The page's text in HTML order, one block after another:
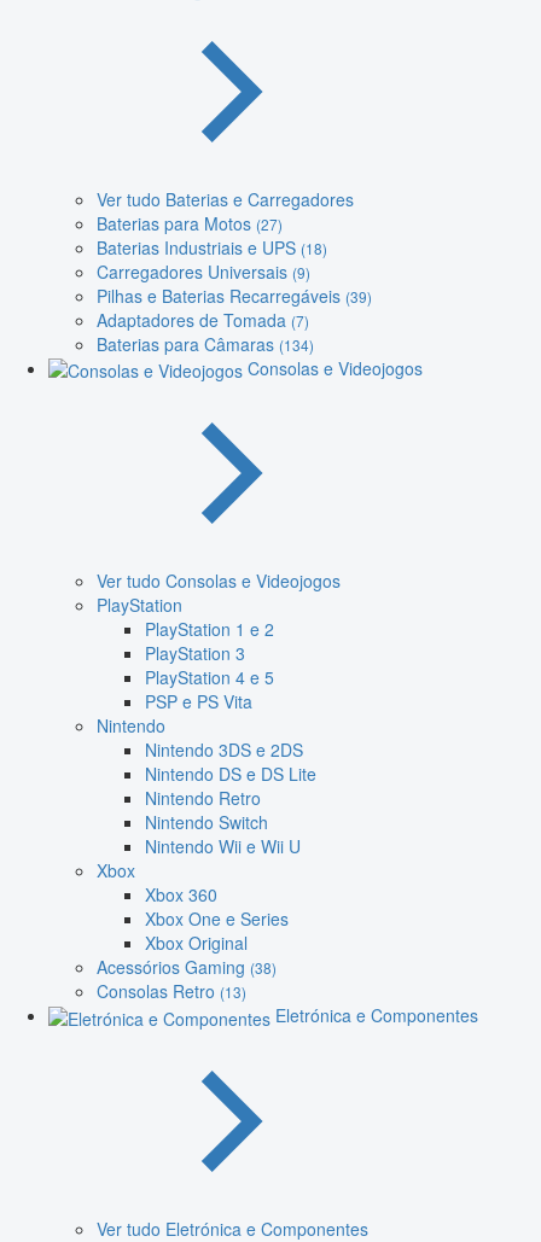
Ver tudo Baterias e Carregadores
Baterias para Motos (27)
Baterias Industriais e UPS (18)
Carregadores Universais (9)
Pilhas e Baterias Recarregáveis (39)
Adaptadores de Tomada (7)
Baterias para Câmaras (134)
Consolas e Videojogos
Ver tudo Consolas e Videojogos
PlayStation
PlayStation 1 e 2
PlayStation 3
PlayStation 4 e 5
PSP e PS Vita
Nintendo
Nintendo 3DS e 2DS
Nintendo DS e DS Lite
Nintendo Retro
Nintendo Switch
Nintendo Wii e Wii U
Xbox
Xbox 360
Xbox One e Series
Xbox Original
Acessórios Gaming (38)
Consolas Retro (13)
Eletrónica e Componentes
Ver tudo Eletrónica e Componentes